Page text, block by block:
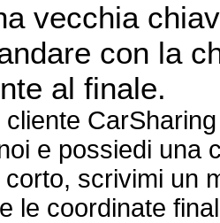
vecchia
con la
al finale.
e possiedi una
scrivimi un
le coordinate